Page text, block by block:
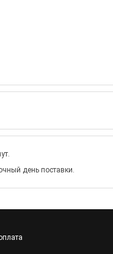
день поставки.